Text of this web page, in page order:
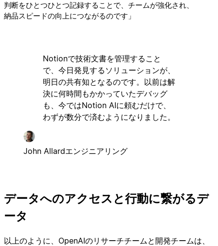
判断をひとつひとつ記録することで、チームが強化され、
納品スピードの向上につながるのです」
Notionで技術文書を管理すること
で、今日発見するソリューションが、
明日の共有知となるのです。以前は解
決に何時間もかかっていたデバッグ
も、今ではNotion AIに頼むだけで、
わずが数分で済むようになりました。
John Allardエンジニアリング
データへのアクセスと行動に繋がるデ
ータ
以上のように、OpenAIのリサーチチームと開発チームは、